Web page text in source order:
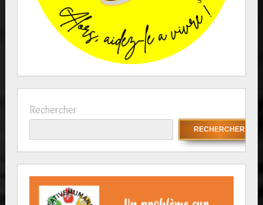
Rechercher
RECHERCHER